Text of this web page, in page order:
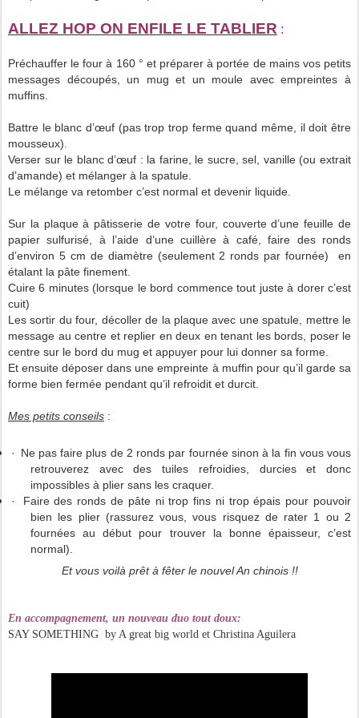
ALLEZ HOP ON ENFILE LE TABLIER :
Préchauffer le four à 160 ° et préparer à portée de mains vos petits
messages découpés, un mug et un moule avec empreintes à
muffins.
Battre le blanc d’œuf (pas trop trop ferme quand même, il doit être
mousseux).
Verser sur le blanc d’œuf : la farine, le sucre, sel, vanille (ou extrait
d’amande) et mélanger à la spatule.
Le mélange va retomber c’est normal et devenir liquide.
Sur la plaque à pâtisserie de votre four, couverte d’une feuille de
papier sulfurisé, à l’aide d’une cuillère à café, faire des ronds
d’environ 5 cm de diamètre (seulement 2 ronds par fournée) en
étalant la pâte finement.
Cuire 6 minutes (lorsque le bord commence tout juste à dorer c’est
cuit)
Les sortir du four, décoller de la plaque avec une spatule, mettre le
message au centre et replier en deux en tenant les bords, poser le
centre sur le bord du mug et appuyer pour lui donner sa forme.
Et ensuite déposer dans une empreinte à muffin pour qu’il garde sa
forme bien fermée pendant qu’il refroidit et durcit.
Mes petits conseils :
·
Ne pas faire plus de 2 ronds par fournée sinon à la fin vous vous
retrouverez avec des tuiles refroidies, durcies et donc
impossibles à plier sans les craquer.
·
Faire des ronds de pâte ni trop fins ni trop épais pour pouvoir
bien les plier (rassurez vous, vous risquez de rater 1 ou 2
fournées au début pour trouver la bonne épaisseur, c’est
normal).
Et vous voilà prêt à fêter le nouvel An chinois !!
En accompagnement, un nouveau duo tout doux:
SAY SOMETHING by A great big world et Christina Aguilera